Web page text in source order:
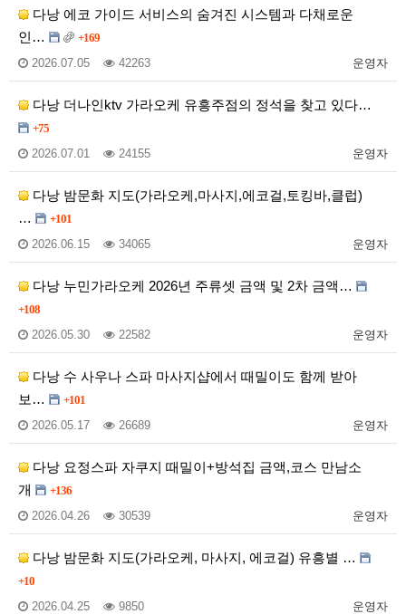
다낭 에코 가이드 서비스의 숨겨진 시스템과 다채로운
인…
+169
운영자
2026.07.05 42263
다낭 더나인ktv 가라오케 유흥주점의 정석을 찾고 있다…
+75
운영자
2026.07.01 24155
다낭 밤문화 지도(가라오케,마사지,에코걸,토킹바,클럽)
…
+101
운영자
2026.06.15 34065
다낭 누민가라오케 2026년 주류셋 금액 및 2차 금액…
+108
운영자
2026.05.30 22582
다낭 수 사우나 스파 마사지샵에서 때밀이도 함께 받아
보…
+101
운영자
2026.05.17 26689
다낭 요정스파 자쿠지 때밀이+방석집 금액,코스 만남소
개
+136
운영자
2026.04.26 30539
다낭 밤문화 지도(가라오케, 마사지, 에코걸) 유흥별 …
+10
운영자
2026.04.25 9850